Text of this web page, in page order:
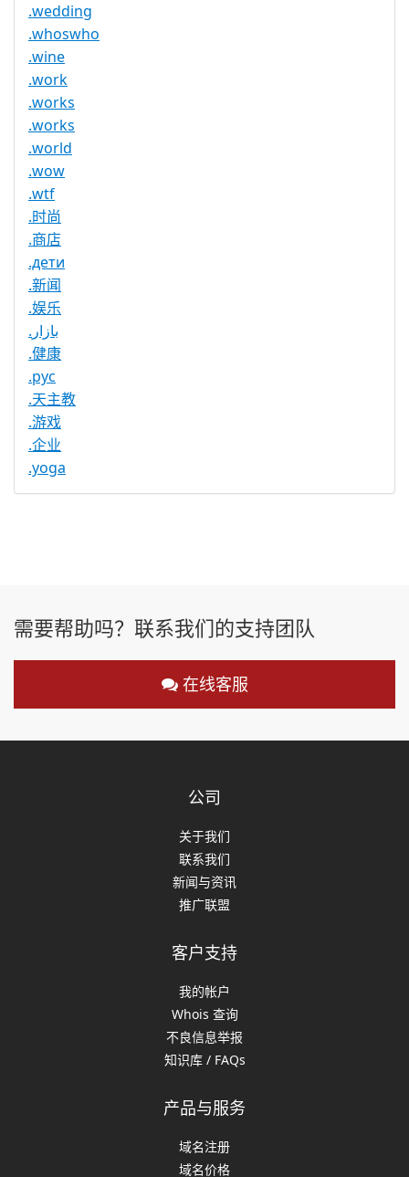
.wedding
.whoswho
.wine
.work
.works
.works
.world
.wow
.wtf
.时尚
.商店
.дети
.新闻
.娱乐
.بازار
.健康
.рус
.天主教
.游戏
.企业
.yoga
需要帮助吗？联系我们的支持团队
在线客服
公司
关于我们
联系我们
新闻与资讯
推广联盟
客户支持
我的帐户
Whois 查询
不良信息举报
知识库 / FAQs
产品与服务
域名注册
域名价格